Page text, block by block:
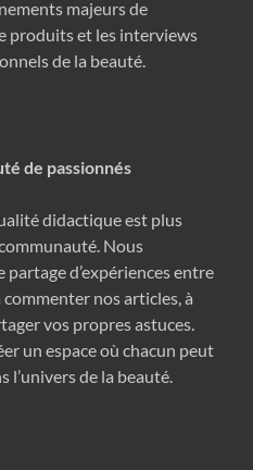
majeurs de
produits et les interviews
de la beauté.
de passionnés
didactique est plus
Nous
partage d’expériences entre
commenter nos articles, à
vos propres astuces.
un espace où chacun peut
l’univers de la beauté.